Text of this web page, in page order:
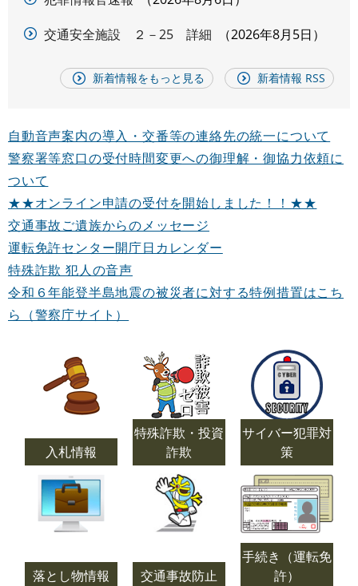
交通安全施設 ２－25 詳細
2026年8月5日
新着情報をもっと見る 新着情報 RSS
自動音声案内の導入・交番等の連絡先の統一について
警察署等窓口の受付時間変更への御理解・御協力依頼に
ついて
★★オンライン申請の受付を開始しました！！★★
交通事故ご遺族からのメッセージ
運転免許センター開庁日カレンダー
特殊詐欺 犯人の音声
令和６年能登半島地震の被災者に対する特例措置はこち
ら（警察庁サイト）
入札情報
特殊詐欺・投資
詐欺
サイバー犯罪対
策
落とし物情報 交通事故防止
手続き（運転免
許）